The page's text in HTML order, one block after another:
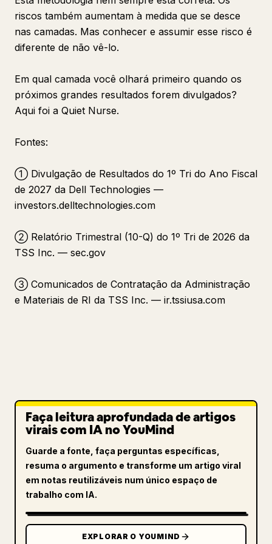
riscos também aumentam à medida que se desce
nas camadas. Mas conhecer e assumir esse risco é
diferente de não vê-lo.
Em qual camada você olhará primeiro quando os
próximos grandes resultados forem divulgados?
Aqui foi a Quiet Nurse.
Fontes:
① Divulgação de Resultados do 1º Tri do Ano Fiscal
de 2027 da Dell Technologies —
investors.delltechnologies.com
② Relatório Trimestral (10-Q) do 1º Tri de 2026 da
TSS Inc. — sec.gov
③ Comunicados de Contratação da Administração
e Materiais de RI da TSS Inc. — ir.tssiusa.com
Faça leitura aprofundada de artigos
virais com IA no YouMind
Guarde a fonte, faça perguntas específicas,
resuma o argumento e transforme um artigo viral
em notas reutilizáveis num único espaço de
trabalho com IA.
EXPLORAR O YOUMIND